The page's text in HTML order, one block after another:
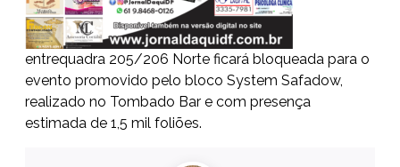
entrequadra 205/206 Norte ficará bloqueada para o
evento promovido pelo bloco System Safadow,
realizado no Tombado Bar e com presença
estimada de 1,5 mil foliões.